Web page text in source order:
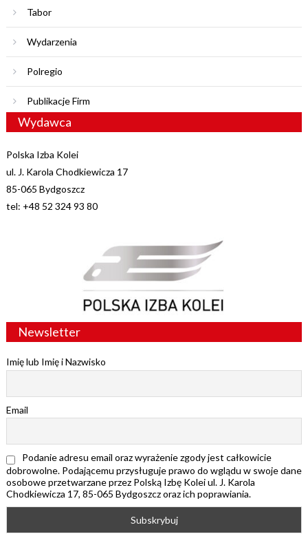
Tabor
Wydarzenia
Polregio
Publikacje Firm
Wydawca
Polska Izba Kolei
ul. J. Karola Chodkiewicza 17
85-065 Bydgoszcz
tel: +48 52 324 93 80
Newsletter
Imię lub Imię i Nazwisko
Email
Podanie adresu email oraz wyrażenie zgody jest całkowicie
dobrowolne. Podającemu przysługuje prawo do wglądu w swoje dane
osobowe przetwarzane przez Polską Izbę Kolei ul. J. Karola
Chodkiewicza 17, 85-065 Bydgoszcz oraz ich poprawiania.